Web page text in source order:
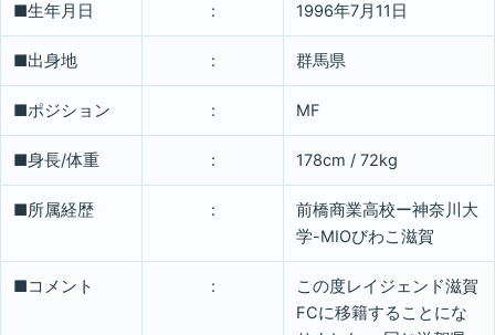
■生年月日 : 1996年7月11日
■出身地 : 群馬県
■ポジション : MF
■身長/体重 : 178cm / 72kg
■所属経歴 :
前橋商業高校ー神奈川大
学-MIOびわこ滋賀
■コメント :
この度レイジェンド滋賀
FCに移籍することにな